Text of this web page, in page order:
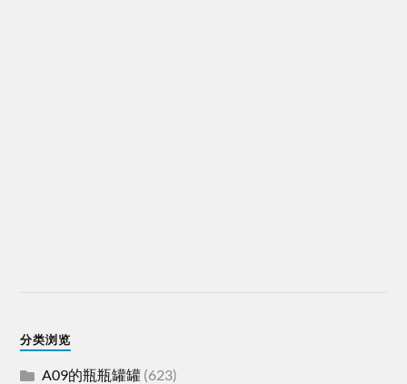
分类浏览
A09的瓶瓶罐罐 (623)